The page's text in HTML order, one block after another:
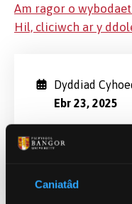
Caniatâd
Am ragor o
Hil, cliciwch ar y
Dyddiad
Ebr 23, 2025
Categorïau